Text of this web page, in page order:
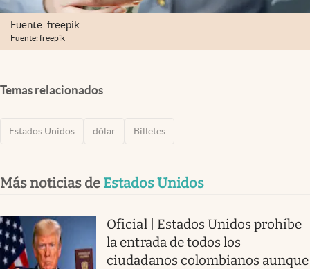
Fuente: freepik
Fuente: freepik
Temas relacionados
Estados Unidos dólar Billetes
Más noticias de Estados Unidos
Oficial | Estados Unidos prohíbe
la entrada de todos los
ciudadanos colombianos aunque